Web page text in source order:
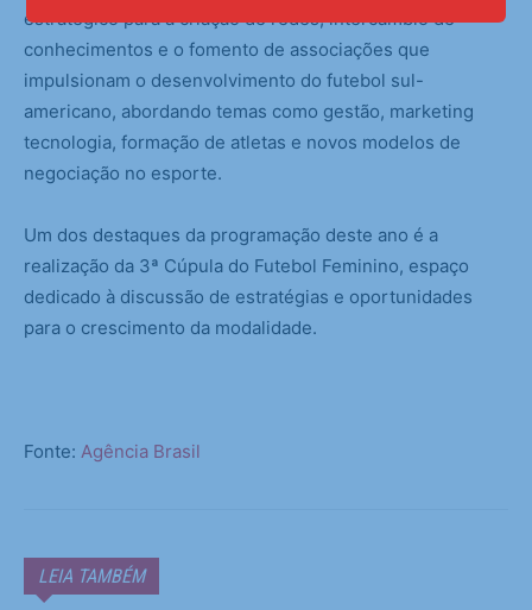
estratégico para a criação de redes, intercâmbio de
conhecimentos e o fomento de associações que
impulsionam o desenvolvimento do futebol sul-
americano, abordando temas como gestão, marketing
tecnologia, formação de atletas e novos modelos de
negociação no esporte.
Um dos destaques da programação deste ano é a
realização da 3ª Cúpula do Futebol Feminino, espaço
dedicado à discussão de estratégias e oportunidades
para o crescimento da modalidade.
Fonte: Agência Brasil
LEIA TAMBÉM